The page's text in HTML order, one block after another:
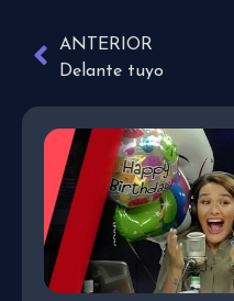
ANTERIOR
Delante tuyo